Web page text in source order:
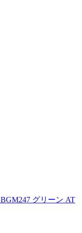
グリーン AT